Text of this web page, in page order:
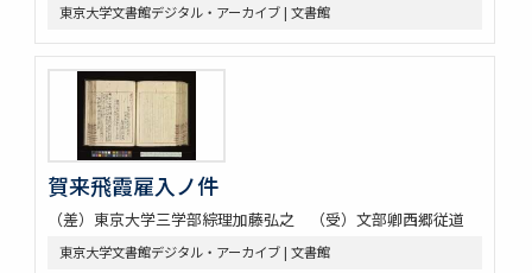
東京大学文書館デジタル・アーカイブ | 文書館
賀来飛霞雇入ノ件
（差）東京大学三学部綜理加藤弘之 （受）文部卿西郷従道
東京大学文書館デジタル・アーカイブ | 文書館